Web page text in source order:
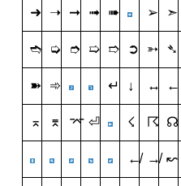
➜ ➝ ➞ ➟ ➠ ➢ ➣
➬ ➭ ➮ ➯ ➱ ➲ ➳ ➴
➽ ➾ ↵ ↓ ↔ ←
⌅ ⌆ ⌤ ⏎ ☇ ☈ ☊
↚ ↛ ↜